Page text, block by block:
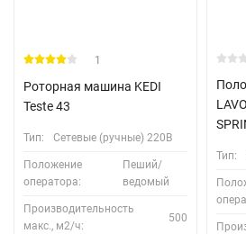
1
Роторная машина KEDI
Teste 43
Тип: Сетевые (ручные) 220В
Положение
оператора:
Пеший/
ведомый
Производительность
макс., м2/ч:
500
Тип: